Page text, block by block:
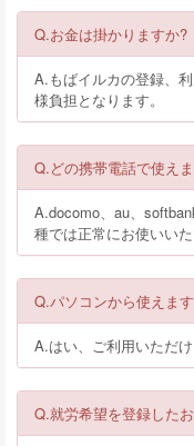
Q.お金は掛かりますか?
A.もばイルカの登録、
様負担となります。
Q.どの携帯電話で使え
A.docomo、au、
種では正常にお使いい
Q.パソコンから使えま
A.はい、ご利用いただけ
Q.就労希望を登録した